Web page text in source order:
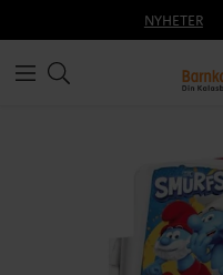
NYHETER